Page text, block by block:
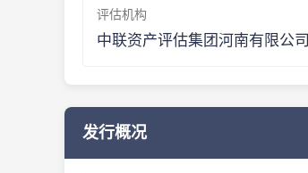
评估机构
中联资产评估集团河南有限公司
发行概况